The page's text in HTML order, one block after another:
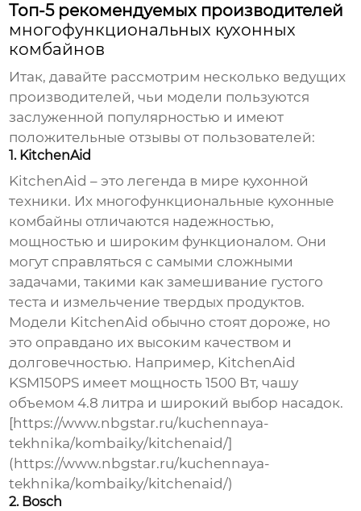
Топ-5 рекомендуемых производителей
многофункциональных кухонных
комбайнов
Итак, давайте рассмотрим несколько ведущих
производителей, чьи модели пользуются
заслуженной популярностью и имеют
положительные отзывы от пользователей:
1. KitchenAid
KitchenAid – это легенда в мире кухонной
техники. Их многофункциональные кухонные
комбайны отличаются надежностью,
мощностью и широким функционалом. Они
могут справляться с самыми сложными
задачами, такими как замешивание густого
теста и измельчение твердых продуктов.
Модели KitchenAid обычно стоят дороже, но
это оправдано их высоким качеством и
долговечностью. Например, KitchenAid
KSM150PS имеет мощность 1500 Вт, чашу
объемом 4.8 литра и широкий выбор насадок.
[https://www.nbgstar.ru/kuchennaya-
tekhnika/kombaiky/kitchenaid/]
(https://www.nbgstar.ru/kuchennaya-
tekhnika/kombaiky/kitchenaid/)
2. Bosch